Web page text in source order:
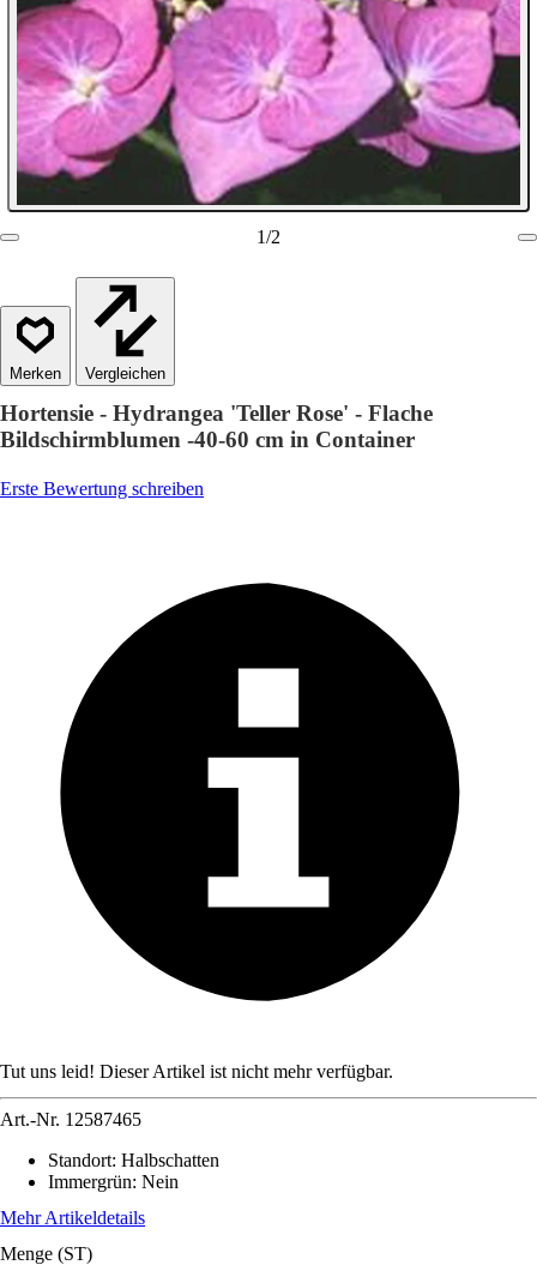
1/2
Vergleichen
Hortensie - Hydrangea 'Teller Rose' - Flache
Bildschirmblumen -40-60 cm in Container
Erste Bewertung schreiben
Tut uns leid! Dieser Artikel ist nicht mehr verfügbar.
Art.-Nr. 12587465
Standort: Halbschatten
Immergrün: Nein
Mehr Artikeldetails
Menge (ST)